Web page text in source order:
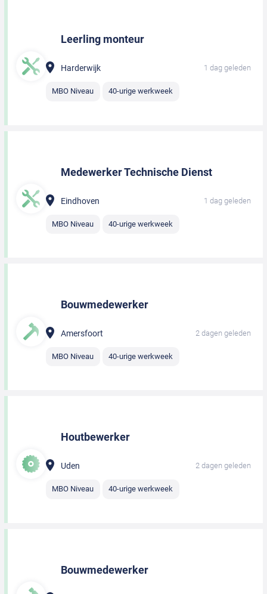
Leerling monteur
Harderwijk 1 dag geleden
MBO Niveau 40-urige werkweek
Medewerker Technische Dienst
Eindhoven 1 dag geleden
MBO Niveau 40-urige werkweek
Bouwmedewerker
Amersfoort 2 dagen geleden
MBO Niveau 40-urige werkweek
Houtbewerker
Uden 2 dagen geleden
MBO Niveau 40-urige werkweek
Bouwmedewerker